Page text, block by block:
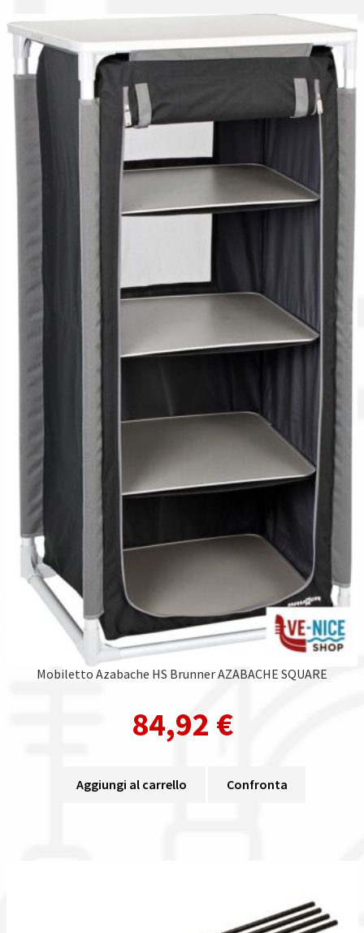
Mobiletto Azabache HS Brunner AZABACHE SQUARE
84,92 €
Aggiungi al carrello Confronta